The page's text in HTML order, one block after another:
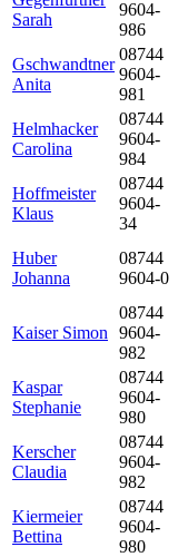
Sarah
9604-
986
Gschwandtner
Anita
08744
9604-
981
Helmhacker
Carolina
08744
9604-
984
Hoffmeister
Klaus
08744
9604-
34
Huber
Johanna
08744
9604-0
Kaiser Simon
08744
9604-
982
Kaspar
Stephanie
08744
9604-
980
Kerscher
Claudia
08744
9604-
982
Kiermeier
Bettina
08744
9604-
980